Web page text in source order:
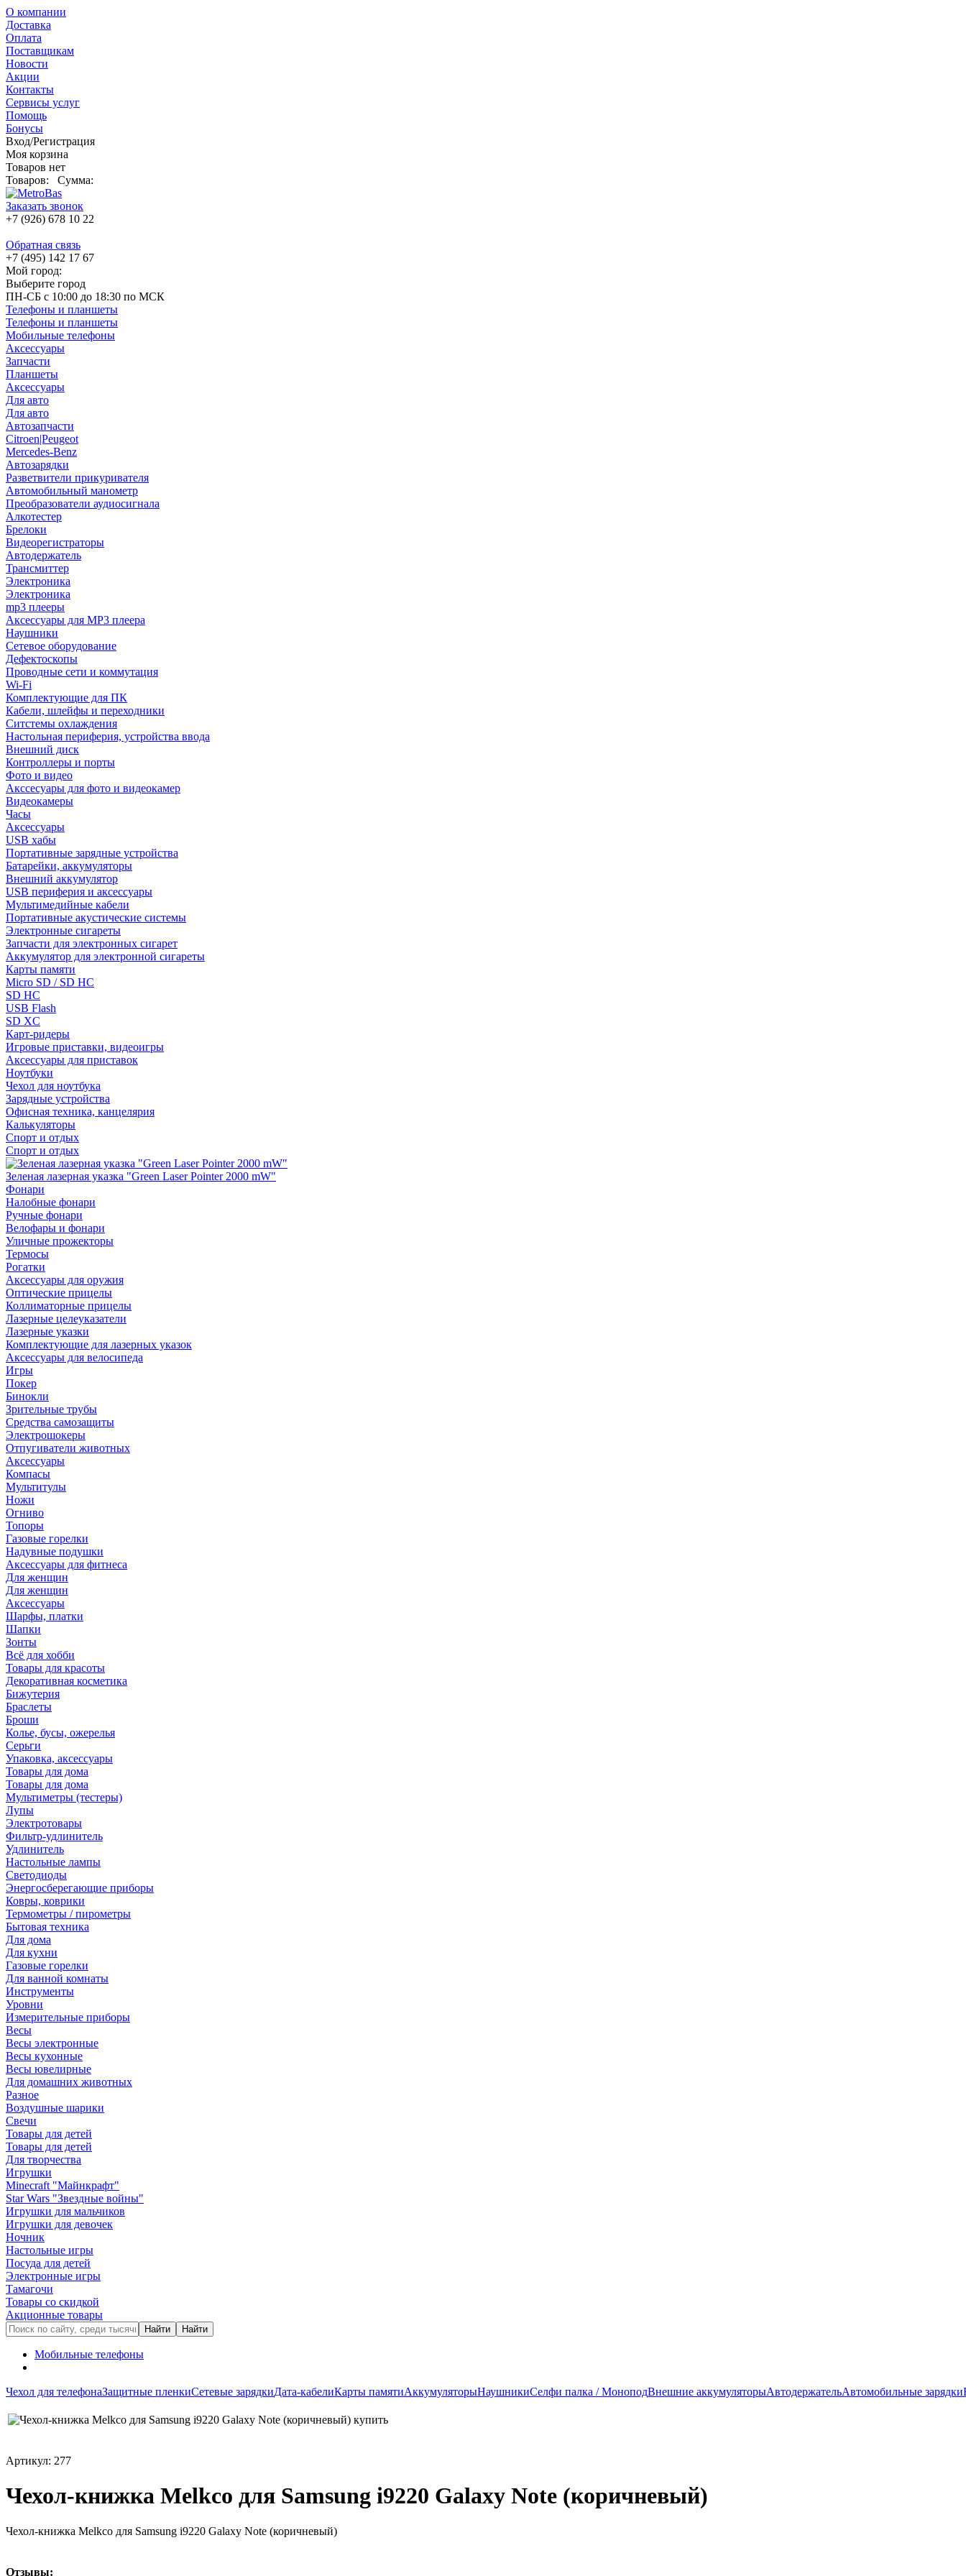
О компании
Доставка
Оплата
Поставщикам
Новости
Акции
Контакты
Сервисы услуг
Помощь
Бонусы
Вход/Регистрация
Моя корзина
Товаров нет
Товаров:
Сумма:
Заказать звонок
+7 (926) 678 10 22
Обратная связь
+7 (495) 142 17 67
Мой город:
Выберите город
ПН-СБ с 10:00 до 18:30 по МСК
Телефоны и планшеты
Телефоны и планшеты
Мобильные телефоны
Аксессуары
Запчасти
Планшеты
Аксессуары
Для авто
Для авто
Автозапчасти
Citroen|Peugeot
Mercedes-Benz
Автозарядки
Разветвители прикуривателя
Автомобильный манометр
Преобразователи аудиосигнала
Алкотестер
Брелоки
Видеорегистраторы
Автодержатель
Трансмиттер
Электроника
Электроника
mp3 плееры
Аксессуары для MP3 плеера
Наушники
Сетевое оборудование
Дефектоскопы
Проводные сети и коммутация
Wi-Fi
Комплектующие для ПК
Кабели, шлейфы и переходники
Ситстемы охлаждения
Настольная периферия, устройства ввода
Внешний диск
Контроллеры и порты
Фото и видео
Акссесуары для фото и видеокамер
Видеокамеры
Часы
Аксессуары
USB хабы
Портативные зарядные устройства
Батарейки, аккумуляторы
Внешний аккумулятор
USB периферия и аксессуары
Мультимедийные кабели
Портативные акустические системы
Электронные сигареты
Запчасти для электронных сигарет
Аккумулятор для электронной сигареты
Карты памяти
Micro SD / SD HC
SD HC
USB Flash
SD XC
Карт-ридеры
Игровые приставки, видеоигры
Аксессуары для приставок
Ноутбуки
Чехол для ноутбука
Зарядные устройства
Офисная техника, канцелярия
Калькуляторы
Спорт и отдых
Спорт и отдых
Зеленая лазерная указка "Green Laser Pointer 2000 mW"
Фонари
Налобные фонари
Ручные фонари
Велофары и фонари
Уличные прожекторы
Термосы
Рогатки
Аксессуары для оружия
Оптические прицелы
Коллиматорные прицелы
Лазерные целеуказатели
Лазерные указки
Комплектующие для лазерных указок
Аксессуары для велосипеда
Игры
Покер
Бинокли
Зрительные трубы
Средства самозащиты
Электрошокеры
Отпугиватели животных
Аксессуары
Компасы
Мультитулы
Ножи
Огниво
Топоры
Газовые горелки
Надувные подушки
Аксессуары для фитнеса
Для женщин
Для женщин
Аксессуары
Шарфы, платки
Шапки
Зонты
Всё для хобби
Товары для красоты
Декоративная косметика
Бижутерия
Браслеты
Броши
Колье, бусы, ожерелья
Серьги
Упаковка, аксессуары
Товары для дома
Товары для дома
Мультиметры (тестеры)
Лупы
Электротовары
Фильтр-удлинитель
Удлинитель
Настольные лампы
Светодиоды
Энергосберегающие приборы
Ковры, коврики
Термометры / пирометры
Бытовая техника
Для дома
Для кухни
Газовые горелки
Для ванной комнаты
Инструменты
Уровни
Измерительные приборы
Весы
Весы электронные
Весы кухонные
Весы ювелирные
Для домашних животных
Разное
Воздушные шарики
Свечи
Товары для детей
Товары для детей
Для творчества
Игрушки
Minecraft "Майнкрафт"
Star Wars "Звездные войны"
Игрушки для мальчиков
Игрушки для девочек
Ночник
Настольные игры
Посуда для детей
Электронные игры
Тамагочи
Товары со скидкой
Акционные товары
Мобильные телефоны
Чехол для телефонаЗащитные пленкиСетевые зарядкиДата-кабелиКарты памятиАккумуляторыНаушникиСелфи палка / МоноподВнешние аккумуляторыАвтодержательАвтомобильные зарядки
Артикул: 277
Чехол-книжка Melkco для Samsung i9220 Galaxy Note (коричневый)
Чехол-книжка Melkco для Samsung i9220 Galaxy Note (коричневый)
Oтзывы: